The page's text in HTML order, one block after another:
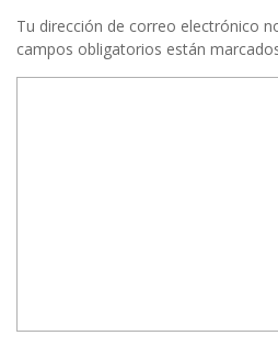
Tu dirección de correo electrónico
campos obligatorios están